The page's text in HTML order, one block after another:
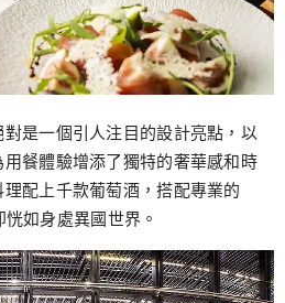
是一個引人注目的設計亮點，以
餐體驗增添了獨特的奢華感和時
配上千款葡萄酒，搭配專業的
如身處異國世界。